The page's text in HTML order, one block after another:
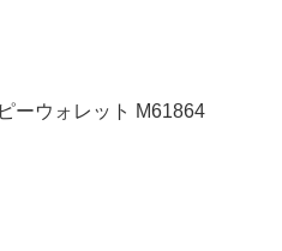
ーウォレット M61864